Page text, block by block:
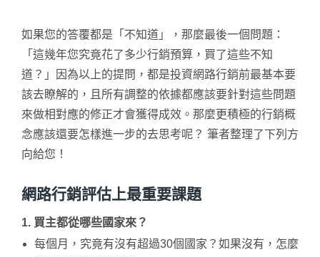
如果您的答覆都是「不知道」，那麼最後一個問題：
「這幾年您究竟花了多少行銷預算，買了這些不知
道？」因為以上的提問，都是投資網路行銷前最基本要
該去瞭解的，且所有調整的依據都應該要針對這些問題
來做相對應的修正才會獲得成效。那麼更積極的行銷概
念應該還要怎樣進一步的去思考呢？ 筆者整理了下列方
向給您！
網路行銷評估上最重要課題
1. 買主都從哪些國家來？
每個月，究竟有沒有超過30個國家？如果沒有，怎麼